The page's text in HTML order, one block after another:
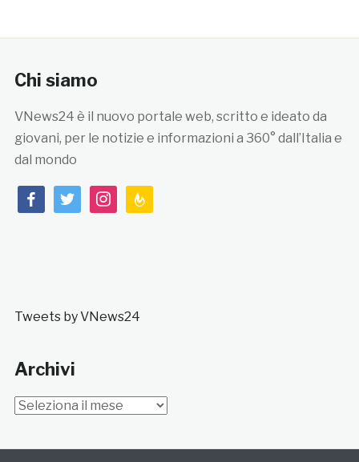
Chi siamo
VNews24 è il nuovo portale web, scritto e ideato da
giovani, per le notizie e informazioni a 360° dall’Italia e
dal mondo
facebooktwitterinstagramfeedburner
Tweets by VNews24
Archivi
Archivi